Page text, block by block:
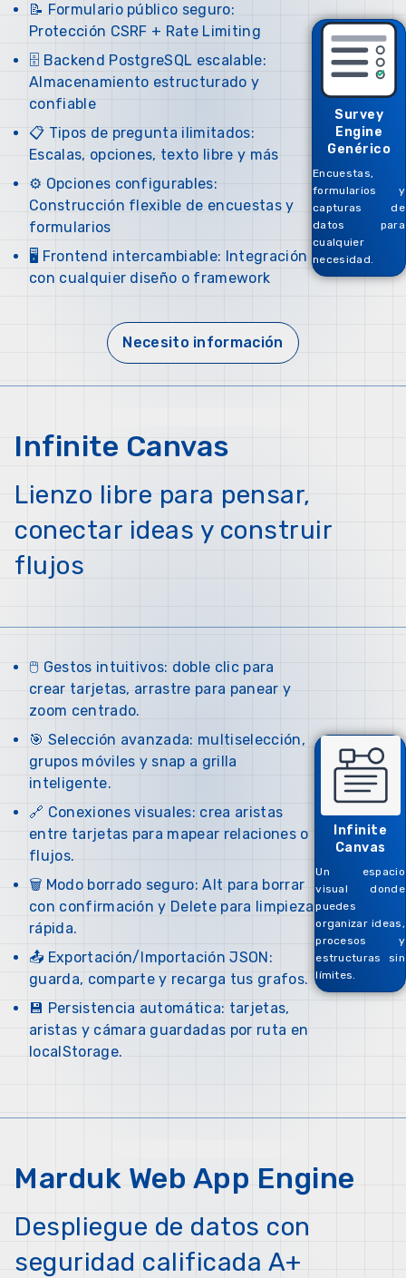
📝 Formulario público seguro:
Protección CSRF + Rate Limiting
🗄️ Backend PostgreSQL escalable:
Almacenamiento estructurado y
confiable
📋 Tipos de pregunta ilimitados:
Escalas, opciones, texto libre y más
⚙️ Opciones configurables:
Construcción flexible de encuestas y
formularios
🖥️ Frontend intercambiable: Integración
con cualquier diseño o framework
Survey
Engine
Genérico
Encuestas,
formularios y
capturas de
datos para
cualquier
necesidad.
Necesito información
Infinite Canvas
Lienzo libre para pensar,
conectar ideas y construir
flujos
🖱️ Gestos intuitivos: doble clic para
crear tarjetas, arrastre para panear y
zoom centrado.
🎯 Selección avanzada: multiselección,
grupos móviles y snap a grilla
inteligente.
🔗 Conexiones visuales: crea aristas
entre tarjetas para mapear relaciones o
flujos.
🗑️ Modo borrado seguro: Alt para borrar
con confirmación y Delete para limpieza
rápida.
📤 Exportación/Importación JSON:
guarda, comparte y recarga tus grafos.
💾 Persistencia automática: tarjetas,
aristas y cámara guardadas por ruta en
localStorage.
Infinite
Canvas
Un espacio
visual donde
puedes
organizar ideas,
procesos y
estructuras sin
límites.
Marduk Web App Engine
Despliegue de datos con
seguridad calificada A+